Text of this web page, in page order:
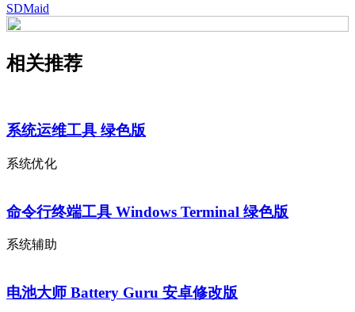
SDMaid
相关推荐
系统运维工具 绿色版
系统优化
命令行终端工具 Windows Terminal 绿色版
系统辅助
电池大师 Battery Guru 安卓修改版